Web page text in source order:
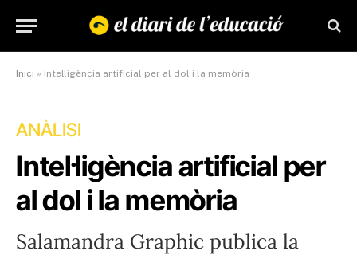
Inici » Intel·ligència artificial per al dol i la memòria
ANÀLISI
Intel·ligència artificial per
al dol i la memòria
Salamandra Graphic publica la